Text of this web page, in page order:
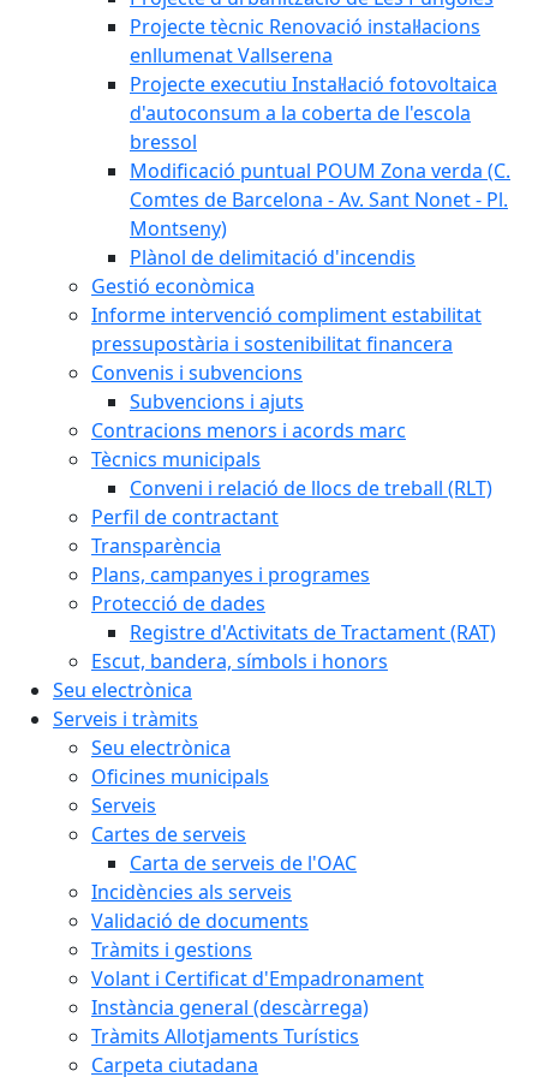
Projecte tècnic Renovació instal·lacions
enllumenat Vallserena
Projecte executiu Instal·lació fotovoltaica
d'autoconsum a la coberta de l'escola
bressol
Modificació puntual POUM Zona verda (C.
Comtes de Barcelona - Av. Sant Nonet - Pl.
Montseny)
Plànol de delimitació d'incendis
Gestió econòmica
Informe intervenció compliment estabilitat
pressupostària i sostenibilitat financera
Convenis i subvencions
Subvencions i ajuts
Contracions menors i acords marc
Tècnics municipals
Conveni i relació de llocs de treball (RLT)
Perfil de contractant
Transparència
Plans, campanyes i programes
Protecció de dades
Registre d'Activitats de Tractament (RAT)
Escut, bandera, símbols i honors
Seu electrònica
Serveis i tràmits
Seu electrònica
Oficines municipals
Serveis
Cartes de serveis
Carta de serveis de l'OAC
Incidències als serveis
Validació de documents
Tràmits i gestions
Volant i Certificat d'Empadronament
Instància general (descàrrega)
Tràmits Allotjaments Turístics
Carpeta ciutadana